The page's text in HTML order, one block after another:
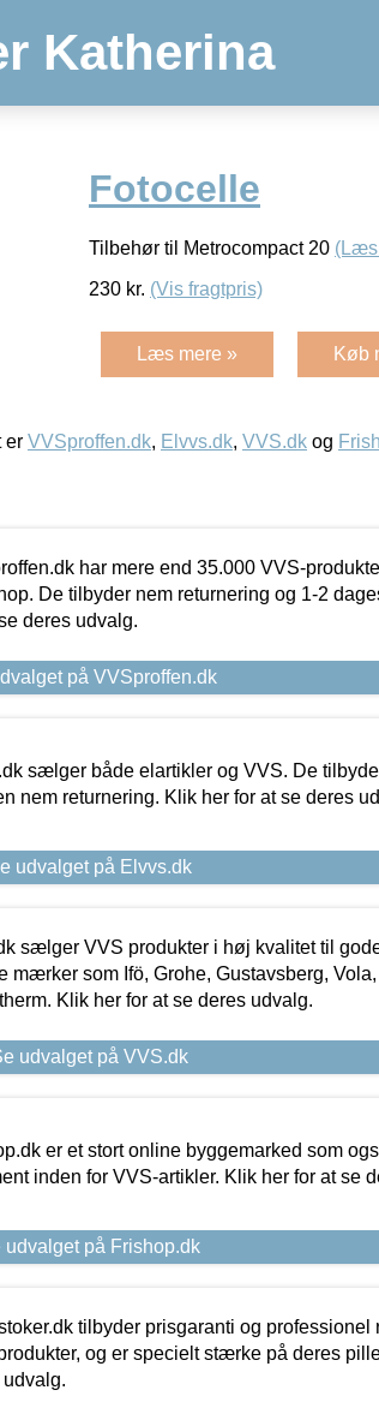
Katherina
Fotocelle
Tilbehør til Metrocompact 20 (Læs
230 kr. (Vis fragtpris)
Læs mere » Køb
er VVSproffen.dk, Elvvs.dk, VVS.dk og
har mere end 35.000 VVS-
De tilbyder nem returnering og 1-2
deres udvalg.
på VVSproffen.dk
sælger både elartikler og VVS. De
nem returnering. Klik her for at se deres
udvalget på Elvvs.dk
sælger VVS produkter i høj kvalitet til
mærker som Ifö, Grohe, Gustavsberg,
Klik her for at se deres udvalg.
udvalget på VVS.dk
er et stort online byggemarked som
inden for VVS-artikler. Klik her for at se
udvalget på Frishop.dk
tilbyder prisgaranti og professionel
og er specielt stærke på deres